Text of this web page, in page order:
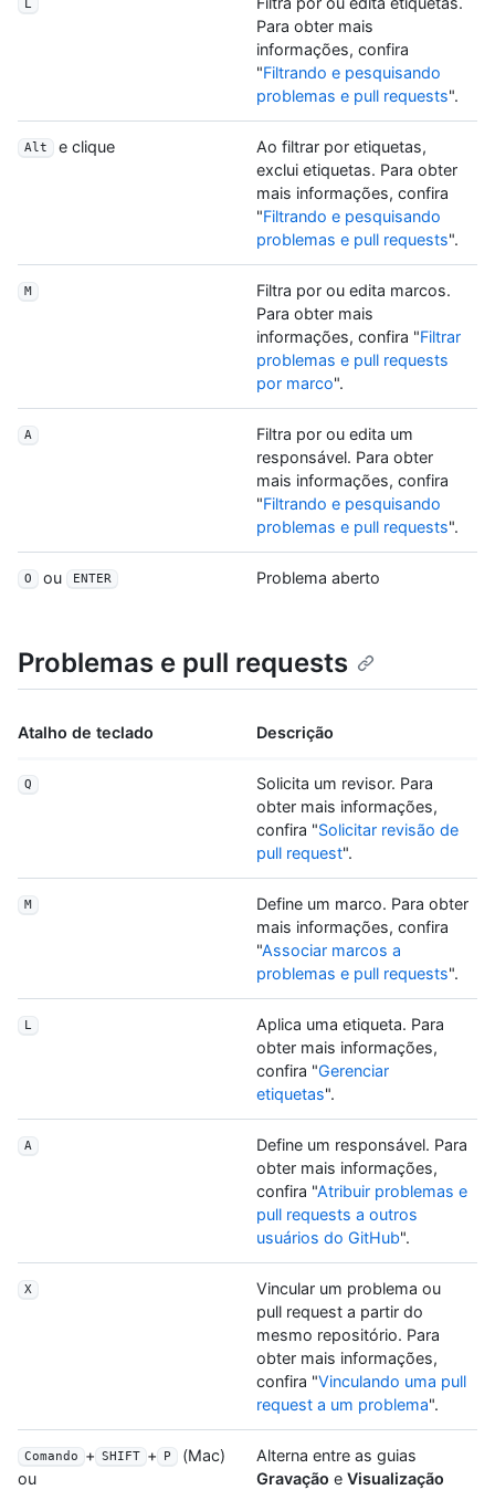
L
Para obter mais
informações, confira
"Filtrando e pesquisando
problemas e pull requests".
Alt e clique
Ao filtrar por etiquetas,
exclui etiquetas. Para obter
mais informações, confira
"Filtrando e pesquisando
problemas e pull requests".
M
Filtra por ou edita marcos.
Para obter mais
informações, confira "Filtrar
problemas e pull requests
por marco".
A
Filtra por ou edita um
responsável. Para obter
mais informações, confira
"Filtrando e pesquisando
problemas e pull requests".
O ou ENTER Problema aberto
Problemas e pull requests
Atalho de teclado Descrição
Q
Solicita um revisor. Para
obter mais informações,
confira "Solicitar revisão de
pull request".
M
Define um marco. Para obter
mais informações, confira
"Associar marcos a
problemas e pull requests".
L
Aplica uma etiqueta. Para
obter mais informações,
confira "Gerenciar
etiquetas".
A
Define um responsável. Para
obter mais informações,
confira "Atribuir problemas e
pull requests a outros
usuários do GitHub".
X
Vincular um problema ou
pull request a partir do
mesmo repositório. Para
obter mais informações,
confira "Vinculando uma pull
request a um problema".
Comando + SHIFT + P
(Mac)
ou
Alterna entre as guias
Gravação e Visualização